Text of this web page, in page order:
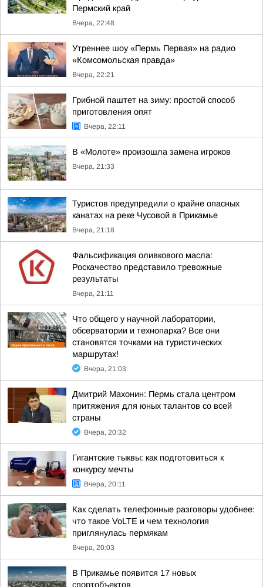
Пермский край
Вчера, 22:48
Утреннее шоу «Пермь Первая» на радио
«Комсомольская правда»
Вчера, 22:21
Грибной паштет на зиму: простой способ
приготовления опят
Вчера, 22:11
В «Молоте» произошла замена игроков
Вчера, 21:33
Туристов предупредили о крайне опасных
канатах на реке Чусовой в Прикамье
Вчера, 21:18
Фальсификация оливкового масла:
Роскачество представило тревожные
результаты
Вчера, 21:11
Что общего у научной лаборатории,
обсерватории и технопарка? Все они
становятся точками на туристических
маршрутах!
Вчера, 21:03
Дмитрий Махонин: Пермь стала центром
притяжения для юных талантов со всей
страны
Вчера, 20:32
Гигантские тыквы: как подготовиться к
конкурсу мечты
Вчера, 20:11
Как сделать телефонные разговоры удобнее:
что такое VoLTE и чем технология
приглянулась пермякам
Вчера, 20:03
В Прикамье появится 17 новых
спортобъектов